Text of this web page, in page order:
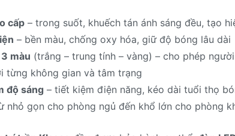
cấp– trong suốt, khuếch tán ánh sáng đều, tạo
– bền màu, chống oxy hóa, giữ độ bóng lâu dài
màu (trắng – trung tính – vàng) – cho phép
từng không gian và tâm trạng
độ sáng– tiết kiệm điện năng, kéo dài tuổi thọ
nhỏ gọn cho phòng ngủ đến khổ lớn cho phòng